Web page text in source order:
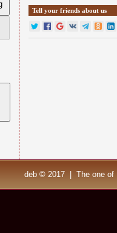
Tell your friends about us
deb © 2017 | The one of